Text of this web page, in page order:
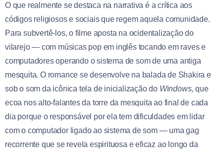
O que realmente se destaca na narrativa é a crítica aos
códigos religiosos e sociais que regem aquela comunidade.
Para subvertê-los, o filme aposta na ocidentalização do
vilarejo — com músicas pop em inglês tocando em raves e
computadores operando o sistema de som de uma antiga
mesquita. O romance se desenvolve na balada de Shakira e
sob o som da icônica tela de inicialização do Windows, que
ecoa nos alto-falantes da torre da mesquita ao final de cada
dia porque o responsável por ela tem dificuldades em lidar
com o computador ligado ao sistema de som — uma gag
recorrente que se revela espirituosa e eficaz ao longo da